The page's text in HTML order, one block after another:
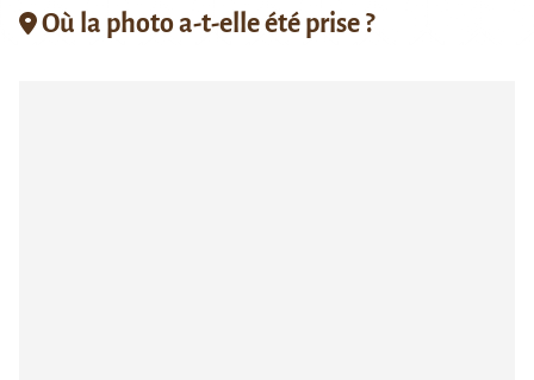
Où la photo a-t-elle été prise ?